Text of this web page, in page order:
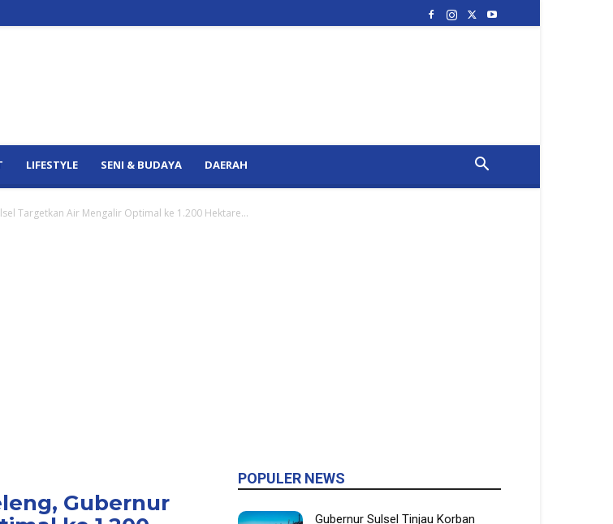
LIFESTYLE SENI & BUDAYA DAERAH
Targetkan Air Mengalir Optimal ke 1.200 Hektare...
Gubernur
POPULER NEWS
Gubernur Sulsel Tinjau Korban